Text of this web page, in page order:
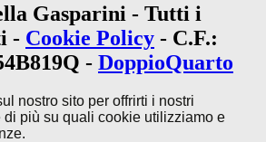
Gasparini - Tutti i
- Cookie Policy - C.F.:
- DoppioQuarto
nostro sito per offrirti i nostri
di più su quali cookie utilizziamo e
.